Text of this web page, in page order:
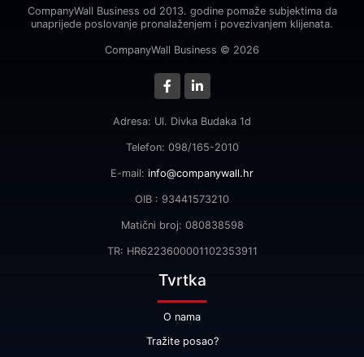
CompanyWall Business od 2013. godine pomaže subjektima da
unaprijede poslovanje pronalaženjem i povezivanjem klijenata.
CompanyWall Business © 2026
Adresa: Ul. Divka Budaka 1d
Telefon: 098/165-2010
E-mail: info@companywall.hr
OIB : 93441573210
Matični broj: 080838598
TR: HR6223600001102353911
Tvrtka
O nama
Tražite posao?